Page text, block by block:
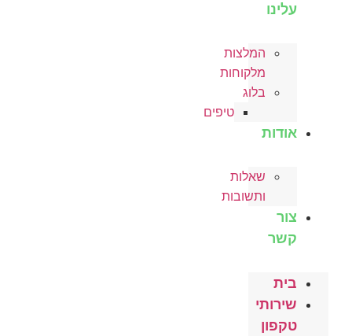
עלינו
המלצות
מלקוחות
בלוג
טיפים
אודות
שאלות
ותשובות
צור
קשר
בית
שירותי
טקפון